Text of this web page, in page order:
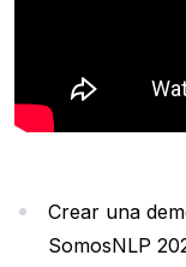
Crear una
SomosNLP